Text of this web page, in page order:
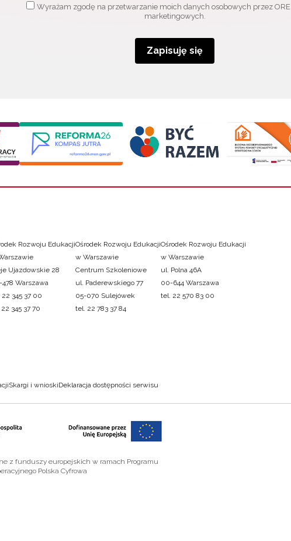
Wyrażam zgodę na przetwarzanie moich danych osobowych przez
marketingowych.
Zapisuję się
Rozwoju Edukacji
Ujazdowskie 28
Warszawa
345 37 00
345 37 70
Ośrodek Rozwoju Edukacji
w Warszawie
Centrum Szkoleniowe
ul. Paderewskiego 77
05-070 Sulejówek
tel. 22 783 37 84
Ośrodek Rozwoju Edukacji
w Warszawie
ul. Polna 46A
00-644 Warszawa
tel. 22 570 83 00
Skargi i wnioskiDeklaracja dostępności serwisu
z funduszy europejskich w ramach Programu
Polska Cyfrowa